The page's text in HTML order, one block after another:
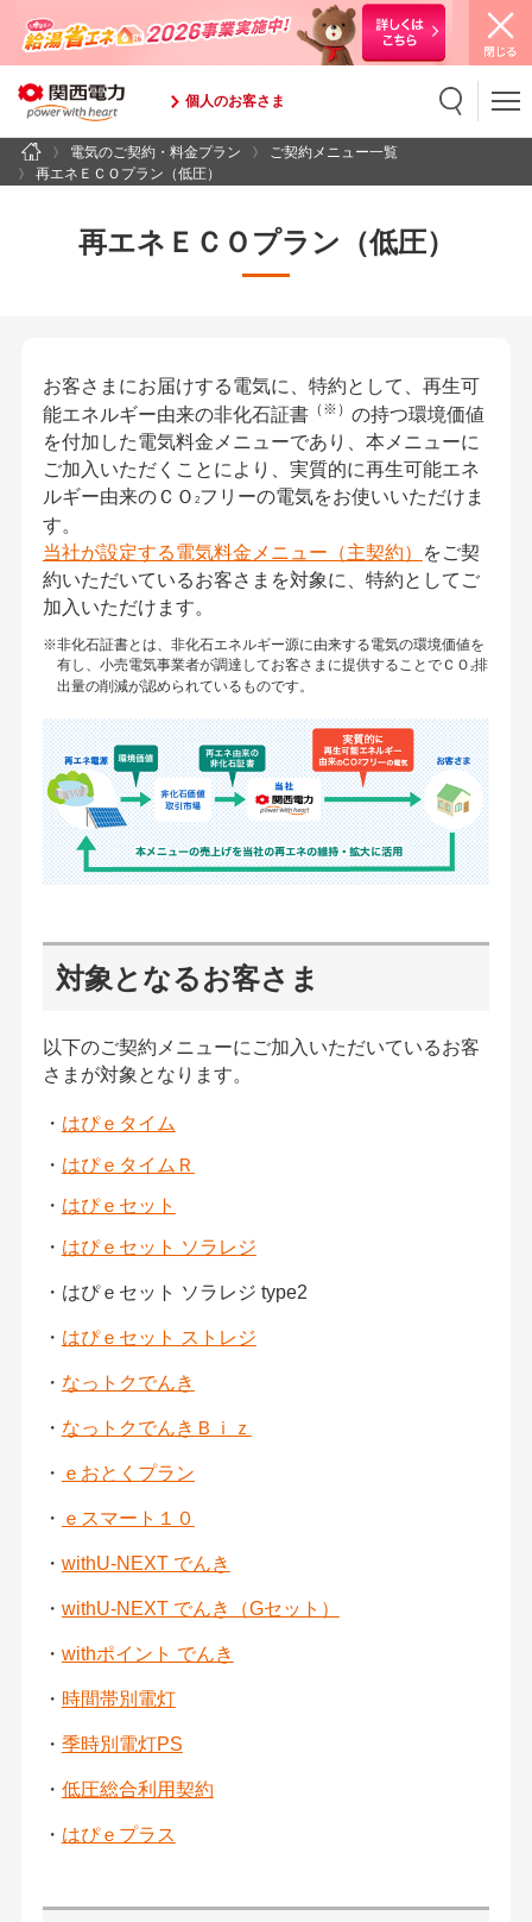
個人のお客さま
検索キーワード入力
電気のご契約・料金プラン
ご契約メニュー一覧
再エネＥＣＯプラン（低圧）
再エネＥＣＯプラン（低圧）
お客さまにお届けする電気に、特約として、再生可
能エネルギー由来の非化石証書（※） の持つ環境価値
を付加した電気料金メニューであり、本メニューに
ご加入いただくことにより、実質的に再生可能エネ
ルギー由来のＣＯ 2フリーの電気をお使いいただけま
す。
当社が設定する電気料金メニュー（主契約）
をご契
約いただいているお客さまを対象に、特約としてご
加入いただけます。
※非化石証書とは、非化石エネルギー源に由来する電気の環境価値を
有し、小売電気事業者が調達してお客さまに提供することでＣＯ 2排
出量の削減が認められているものです。
対象となるお客さま
以下のご契約メニューにご加入いただいているお客
さまが対象となります。
・ はぴｅタイム
・ はぴｅタイムＲ
・ はぴｅセット
・ はぴｅセット ソラレジ
・はぴｅセット ソラレジ type2
・ はぴｅセット ストレジ
・ なっトクでんき
・ なっトクでんきＢｉｚ
・ ｅおとくプラン
・ ｅスマート１０
・ withU-NEXT でんき
・ withU-NEXT でんき（Gセット）
・ withポイント でんき
・ 時間帯別電灯
・ 季時別電灯PS
・ 低圧総合利用契約
・ はぴｅプラス